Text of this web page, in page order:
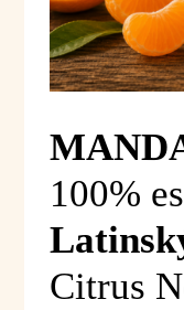
100%
Citrus